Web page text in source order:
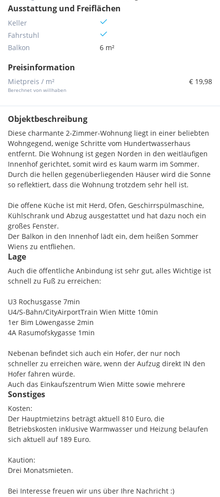
Ausstattung und Freiflächen
Keller
Fahrstuhl
Balkon
6 m²
Preisinformation
Mietpreis / m²
Berechnet von willhaben
€ 19,98
Objektbeschreibung
Diese charmante 2-Zimmer-Wohnung liegt in einer beliebten
Wohngegend, wenige Schritte vom Hundertwasserhaus
entfernt. Die Wohnung ist gegen Norden in den weitläufigen
Innenhof gerichtet, somit wird es kaum warm im Sommer.
Durch die hellen gegenüberliegenden Häuser wird die Sonne
so reflektiert, dass die Wohnung trotzdem sehr hell ist.
Die offene Küche ist mit Herd, Ofen, Geschirrspülmaschine,
Kühlschrank und Abzug ausgestattet und hat dazu noch ein
großes Fenster.
Der Balkon in den Innenhof lädt ein, dem heißen Sommer
Wiens zu entfliehen.
Badezimmer und WC sind getrennt voneinander.
Auch gibt es eine Gegensprechanlage mit Kamera und einen
Aufzug.
Fahrradkeller und eine Waschküche mit Waschmaschine und
Trockner vorhanden.
Lage
Auch die öffentliche Anbindung ist sehr gut, alles Wichtige ist
schnell zu Fuß zu erreichen:
U3 Rochusgasse 7min
U4/S-Bahn/CityAirportTrain Wien Mitte 10min
1er Bim Löwengasse 2min
4A Rasumofskygasse 1min
Nebenan befindet sich auch ein Hofer, der nur noch
schneller zu erreichen wäre, wenn der Aufzug direkt IN den
Hofer fahren würde.
Auch das Einkaufszentrum Wien Mitte sowie mehrere
Bäckereien und der Rochusmarkt sind in der Nähe.
Und als abschließendes Highlight:
Der Prater ist 2 Haltestellen mit der Bim oder zu Fuß in 10min
einmal über die Rotundenbrücke erreichbar.
Sonstiges
Kosten:
Der Hauptmietzins beträgt aktuell 810 Euro, die
Betriebskosten inklusive Warmwasser und Heizung belaufen
sich aktuell auf 189 Euro.
Kaution:
Drei Monatsmieten.
Bei Interesse freuen wir uns über Ihre Nachricht :)